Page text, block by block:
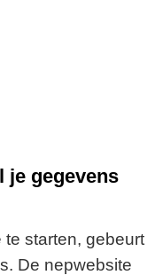
je gegevens
starten, gebeurt
De nepwebsite